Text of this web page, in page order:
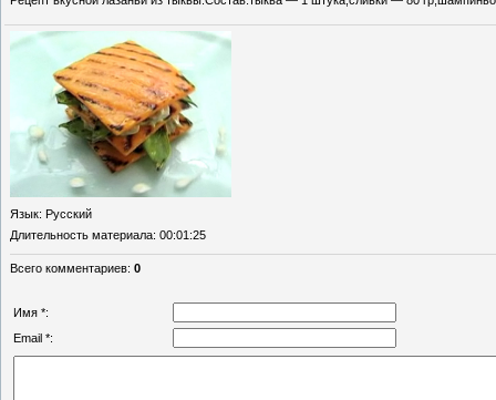
Язык: Русский
Длительность материала: 00:01:25
Всего комментариев: 0
Имя *:
Email *: